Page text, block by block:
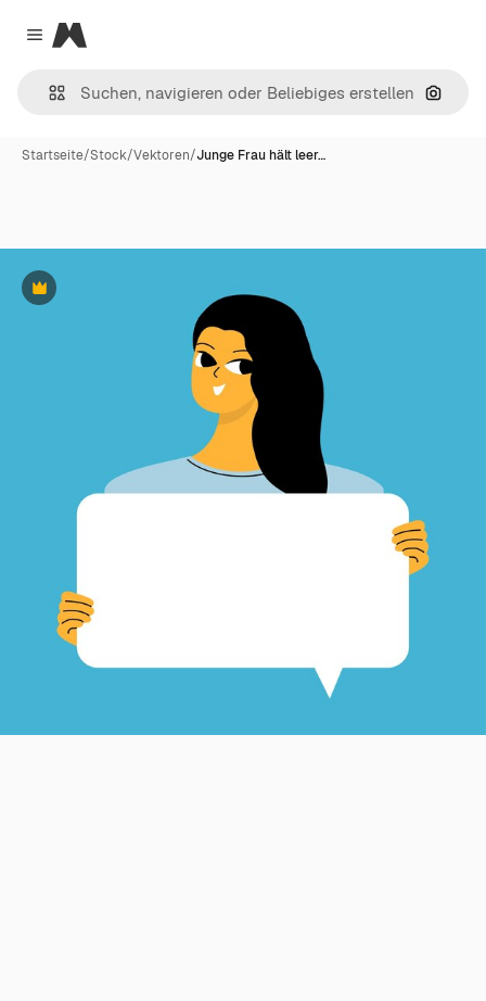
Close menu
Magnific
Nach
Startseite/Stock/Vektoren/Junge Frau hält leer…
Premium